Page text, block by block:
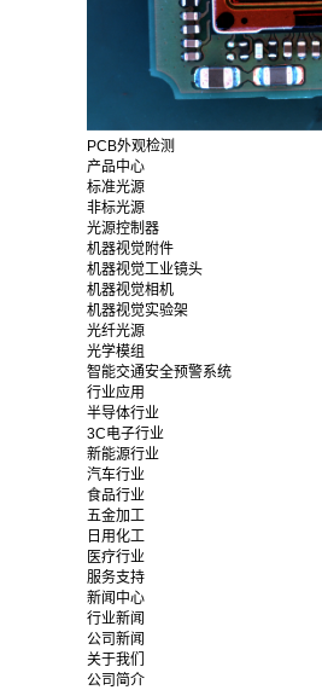
PCB外观检测
产品中心
标准光源
非标光源
光源控制器
机器视觉附件
机器视觉工业镜头
机器视觉相机
机器视觉实验架
光纤光源
光学模组
智能交通安全预警系统
行业应用
半导体行业
3C电子行业
新能源行业
汽车行业
食品行业
五金加工
日用化工
医疗行业
服务支持
新闻中心
行业新闻
公司新闻
关于我们
公司简介